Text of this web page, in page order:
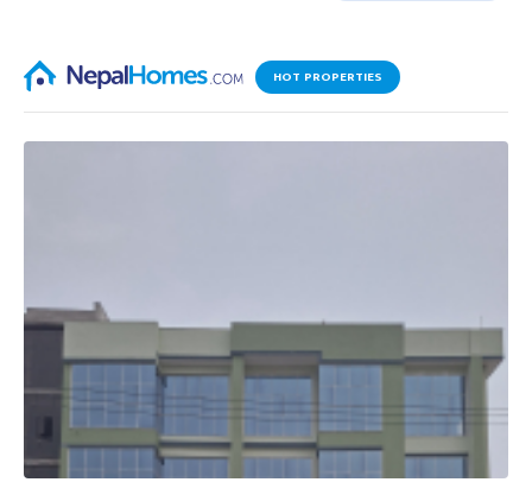
HOT PROPERTIES